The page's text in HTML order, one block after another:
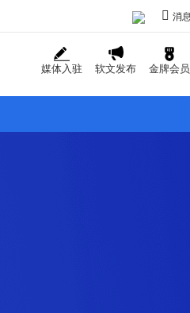
消
媒体入驻 软文发布 金牌会员